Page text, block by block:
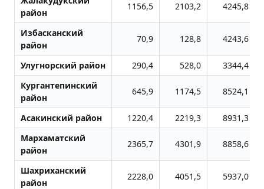
район
1156,5 2103,2 4245,8
Избасканский
район
70,9 128,8 4243,6
Улугноpский район 290,4 528,0
3344,4
Кургантепинский
район
645,9 1174,5 8524,1
Асакинский район 1220,4 2219,3
8931,3
Мархаматский
район
2365,7 4301,9 8858,6
Шахриханский
район
2228,0 4051,5 5937,0